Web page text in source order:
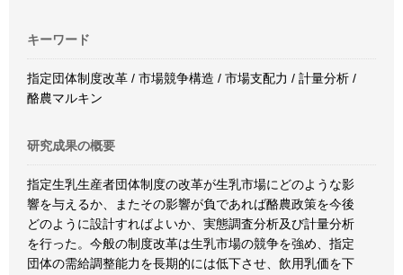
キーワード
指定団体制度改革 / 市場競争構造 / 市場支配力 / 計量分析 /
酪農マルキン
研究成果の概要
指定生乳生産者団体制度の改革が生乳市場にどのような影
響を与えるか、またその影響が負であれば酪農政策を今後
どのように設計すればよいか、実態調査分析及び計量分析
を行った。今般の制度改革は生乳市場の競争を強め、指定
団体の需給調整能力を長期的には低下させ、飲用乳価を下